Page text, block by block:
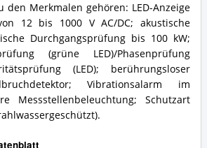
den Merkmalen gehören: LED-Anzeige
12 bis 1000 V AC/DC; akustische
Durchgangsprüfung bis 100 kW;
(grüne LED)/Phasenprüfung
(LED); berührungsloser
Vibrationsalarm im
Messstellenbeleuchtung; Schutzart